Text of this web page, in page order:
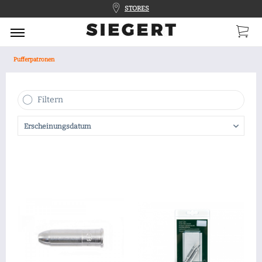
STORES
Pufferpatronen
Filtern